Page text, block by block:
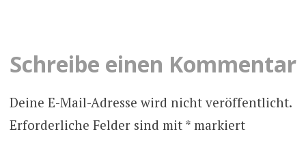
Schreibe einen Kommentar
Deine E-Mail-Adresse wird nicht veröffentlicht.
Erforderliche Felder sind mit *markiert